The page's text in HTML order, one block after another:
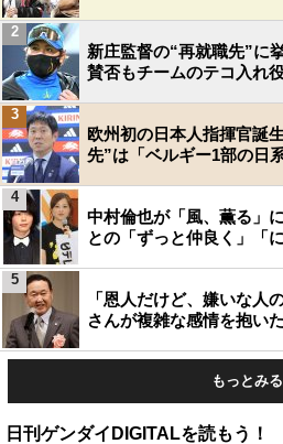
新庄監督の“再就職先”に
賛否もチームのテコ入れ
2
欧州初の日本人指揮官誕
先”は「ベルギー1部の日
3
中村倫也が「風、薫る」
との「ずっと仲良く」「
4
「恩人だけど、嫌いな人
さんが複雑な感情を抱い
5
もっとみる
日刊ゲンダイDIGITALを読もう！